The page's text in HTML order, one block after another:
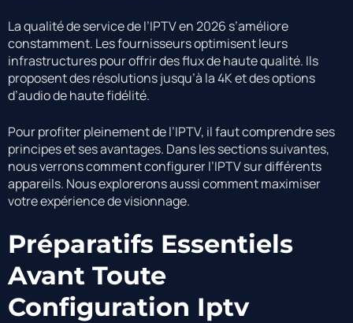
La qualité de service de l’IPTV en 2026 s’améliore
constamment. Les fournisseurs optimisent leurs
infrastructures pour offrir des flux de haute qualité. Ils
proposent des résolutions jusqu’à la 4K et des options
d’audio de haute fidélité.
Pour profiter pleinement de l’IPTV, il faut comprendre ses
principes et ses avantages. Dans les sections suivantes,
nous verrons comment configurer l’IPTV sur différents
appareils. Nous explorerons aussi comment maximiser
votre expérience de visionnage.
Préparatifs Essentiels
Avant Toute
Configuration Iptv